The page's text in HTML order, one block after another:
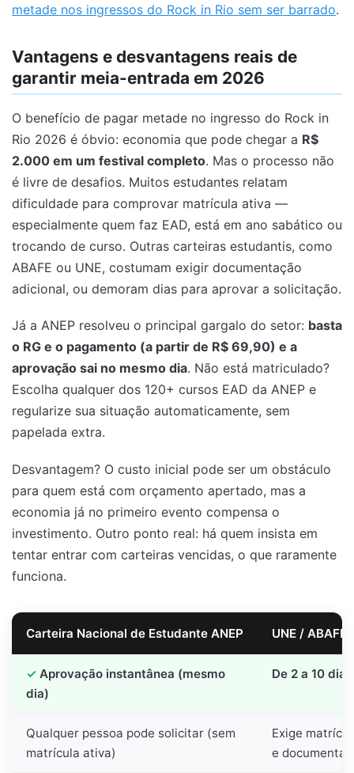
metade nos ingressos do Rock in Rio sem ser barrado.
Vantagens e desvantagens reais de
garantir meia-entrada em 2026
O benefício de pagar metade no ingresso do Rock in
Rio 2026 é óbvio: economia que pode chegar a R$
2.000 em um festival completo. Mas o processo não
é livre de desafios. Muitos estudantes relatam
dificuldade para comprovar matrícula ativa —
especialmente quem faz EAD, está em ano sabático ou
trocando de curso. Outras carteiras estudantis, como
ABAFE ou UNE, costumam exigir documentação
adicional, ou demoram dias para aprovar a solicitação.
Já a ANEP resolveu o principal gargalo do setor: basta
o RG e o pagamento (a partir de R$ 69,90) e a
aprovação sai no mesmo dia. Não está matriculado?
Escolha qualquer dos 120+ cursos EAD da ANEP e
regularize sua situação automaticamente, sem
papelada extra.
Desvantagem? O custo inicial pode ser um obstáculo
para quem está com orçamento apertado, mas a
economia já no primeiro evento compensa o
investimento. Outro ponto real: há quem insista em
tentar entrar com carteiras vencidas, o que raramente
funciona.
Carteira Nacional de Estudante ANEP UNE / ABAFE
Aprovação instantânea (mesmo
dia)
De 2 a 10
Qualquer pessoa pode solicitar (sem
matrícula ativa)
Exige
e